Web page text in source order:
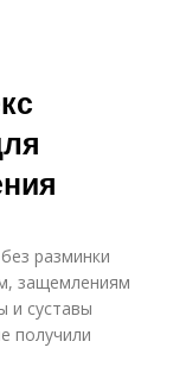
разминки
защемлениям
и суставы
получили